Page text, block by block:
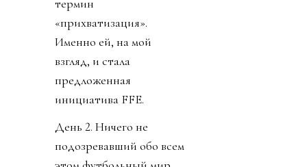
термин
«прихватизация».
Именно ей, на мой
взгляд, и стала
предложенная
инициатива FFE.
День 2. Ничего не
подозревавший обо всем